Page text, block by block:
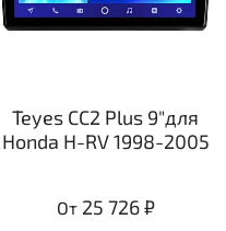
Teyes CC2 Plus 9"для
Honda H-RV 1998-2005
От 25 726 ₽